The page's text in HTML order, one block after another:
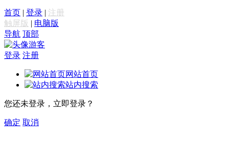
首页 | 登录 | 注册
触屏版 | 电脑版
导航 顶部
游客
登录 注册
网站首页
站内搜索
您还未登录，立即登录？
确定 取消